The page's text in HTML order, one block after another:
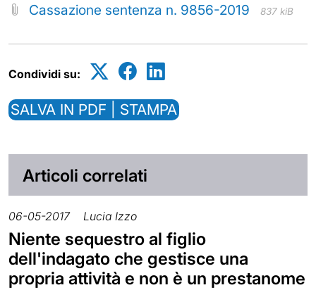
Cassazione sentenza n. 9856-2019 837 kiB
Condividi su:
SALVA IN PDF | STAMPA
Articoli correlati
06-05-2017 Lucia Izzo
Niente sequestro al figlio
dell'indagato che gestisce una
propria attività e non è un prestanome